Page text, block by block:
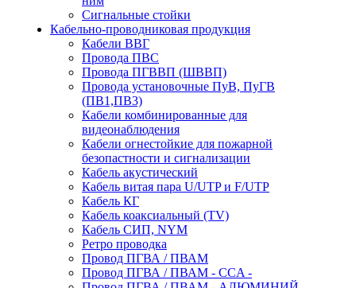
Сигнальные стойки
Кабельно-проводниковая продукция
Кабели ВВГ
Провода ПВС
Провода ПГВВП (ШВВП)
Провода установочные ПуВ, ПуГВ
(ПВ1,ПВ3)
Кабели комбинированные для
видеонаблюдения
Кабели огнестойкие для пожарной
безопастности и сигнализации
Кабель акустический
Кабель витая пара U/UTP и F/UTP
Кабель КГ
Кабель коаксиальный (TV)
Кабель СИП, NYM
Ретро проводка
Провод ПГВА / ПВАМ
Провод ПГВА / ПВАМ - CCA -